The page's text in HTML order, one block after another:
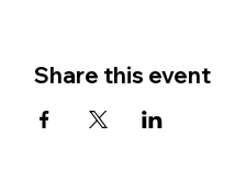
Share this event